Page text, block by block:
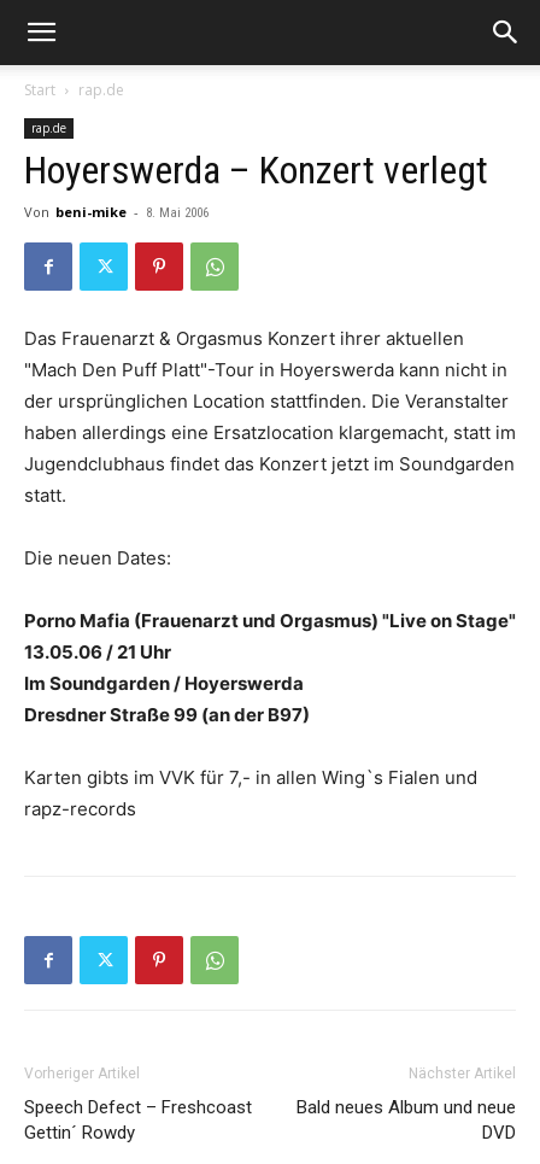
Start rap.de
rap.de
Hoyerswerda – Konzert verlegt
Von beni-mike - 8. Mai 2006
Das Frauenarzt & Orgasmus Konzert ihrer aktuellen
"Mach Den Puff Platt"-Tour in Hoyerswerda kann nicht in
der ursprünglichen Location stattfinden. Die Veranstalter
haben allerdings eine Ersatzlocation klargemacht, statt im
Jugendclubhaus findet das Konzert jetzt im Soundgarden
statt.
Die neuen Dates:
Porno Mafia (Frauenarzt und Orgasmus) "Live on Stage"
13.05.06 / 21 Uhr
Im Soundgarden / Hoyerswerda
Dresdner Straße 99 (an der B97)
Karten gibts im VVK für 7,- in allen Wing`s Fialen und
rapz-records
Vorheriger Artikel
Speech Defect – Freshcoast
Gettin´ Rowdy
Nächster Artikel
Bald neues Album und neue
DVD